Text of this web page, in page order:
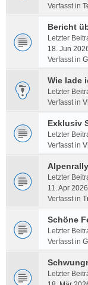
Verfasst in
Bericht
Letzter
18. Jun
Verfasst in
Wie lade
Letzter
Verfasst in
Exklusiv
Letzter
Verfasst in
Letzter
11. Apr
Verfasst in
Schöne
Letzter
Verfasst in
Letzter